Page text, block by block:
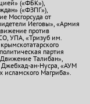
(«ФБК»),
(«ФЗПГ»),
Мосгорсуда от
Иеговы», «Армия
против
УПА, «Тризуб им.
партия
Талибан»,
Джебхад-ан-Нусра, «АУМ
Магриба».